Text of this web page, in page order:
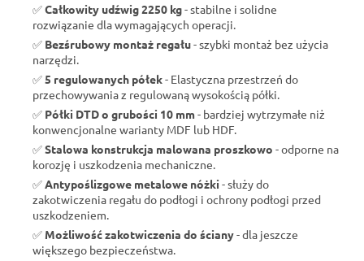
✅Całkowity udźwig 2250 kg- stabilne i solidne
rozwiązanie dla wymagających operacji.
✅ Bezśrubowy montaż regału- szybki montaż bez użycia
narzędzi.
✅ 5 regulowanych półek- Elastyczna przestrzeń do
przechowywania z regulowaną wysokością półki.
✅ Półki DTD o grubości 10 mm- bardziej wytrzymałe niż
konwencjonalne warianty MDF lub HDF.
✅Stalowa konstrukcja malowana proszkowo - odporne na
korozję i uszkodzenia mechaniczne.
✅ Antypoślizgowe metalowe nóżki - służy do
zakotwiczenia regału do podłogi i ochrony podłogi przed
uszkodzeniem.
✅ Możliwość zakotwiczenia do ściany- dla jeszcze
większego bezpieczeństwa.